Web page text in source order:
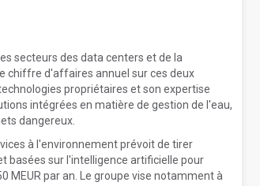
secteurs des data centers et de la
chiffre d'affaires annuel sur ces deux
propriétaires et son expertise
intégrées en matière de gestion de l'eau,
dangereux.
à l'environnement prévoit de tirer
basées sur l'intelligence artificielle pour
MEUR par an. Le groupe vise notamment à